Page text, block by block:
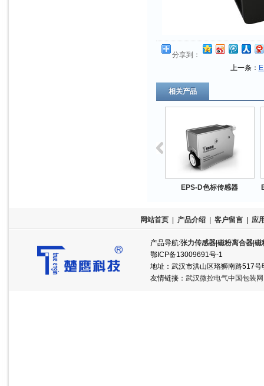
分享到：
上一条：
相关产品
EPS-D色标传感器
网站首页 产品介绍 客户留言 应
产品导航:张力传感器 磁粉离合器 磁
鄂ICP备13009691号-1
地址：武汉市洪山区珞狮南路517
友情链接： 武汉微控电气中国包装网